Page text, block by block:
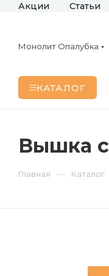
Акции Статьи
Монолит Опалубка
КАТАЛОГ
Вышка
Главная — Каталог